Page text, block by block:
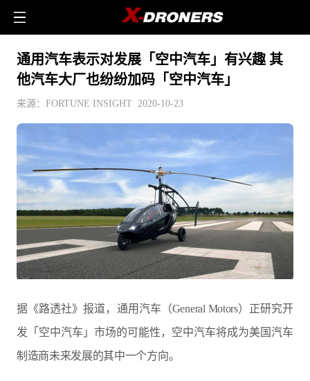
通用汽车表示对发展「空中汽车」有兴趣 其
他汽车大厂也纷纷加码「空中汽车」
来源：FORTUNE INSIGHT 2020-10-23
据《路透社》报道，通用汽车（General Motors）正研究开
发「空中汽车」市场的可能性，空中汽车将成为美国汽车
制造商未来发展的其中一个方向。